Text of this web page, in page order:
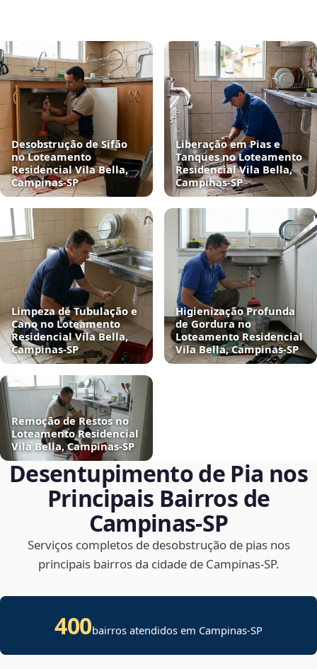
Desobstrução de Sifão
no Loteamento
Residencial Vila Bella,
Campinas‑SP
Liberação em Pias e
Tanques no Loteamento
Residencial Vila Bella,
Campinas‑SP
Limpeza de Tubulação e
Cano no Loteamento
Residencial Vila Bella,
Campinas‑SP
Higienização Profunda
de Gordura no
Loteamento Residencial
Vila Bella, Campinas‑SP
Remoção de Restos no
Loteamento Residencial
Vila Bella, Campinas‑SP
Desentupimento de Pia nos
Principais Bairros de
Campinas‑SP
Serviços completos de desobstrução de pias nos
principais bairros da cidade de Campinas‑SP.
400bairros atendidos em Campinas-SP